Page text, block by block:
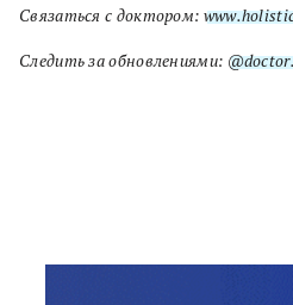
Связаться с доктором:
Следить за обновлениями: